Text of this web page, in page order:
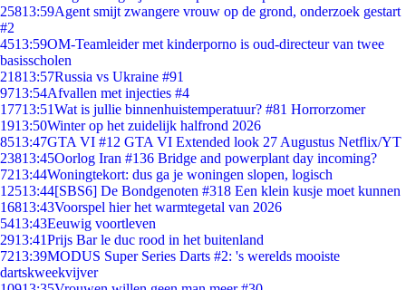
25813:59Agent smijt zwangere vrouw op de grond, onderzoek gestart
#2
4513:59OM-Teamleider met kinderporno is oud-directeur van twee
basisscholen
21813:57Russia vs Ukraine #91
9713:54Afvallen met injecties #4
17713:51Wat is jullie binnenhuistemperatuur? #81 Horrorzomer
1913:50Winter op het zuidelijk halfrond 2026
8513:47GTA VI #12 GTA VI Extended look 27 Augustus Netflix/YT
23813:45Oorlog Iran #136 Bridge and powerplant day incoming?
7213:44Woningtekort: dus ga je woningen slopen, logisch
12513:44[SBS6] De Bondgenoten #318 Een klein kusje moet kunnen
16813:43Voorspel hier het warmtegetal van 2026
5413:43Eeuwig voortleven
2913:41Prijs Bar le duc rood in het buitenland
7213:39MODUS Super Series Darts #2: 's werelds mooiste
dartskweekvijver